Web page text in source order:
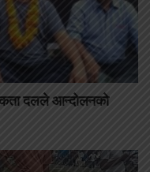
दलले आन्दोलनको